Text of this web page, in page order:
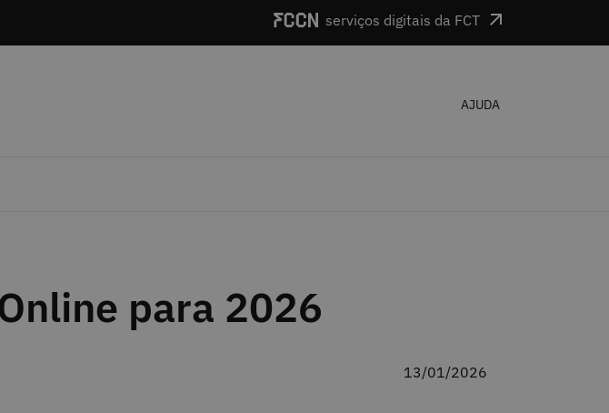
serviços digitais da FCT
AJUDA
para 2026
13/01/2026